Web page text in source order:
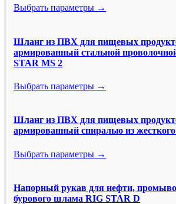
Выбрать параметры →
Шланг из ПВХ для пищевых
армированный стальной
STAR MS 2
Выбрать параметры →
Шланг из ПВХ для пищевых
армированный спиралью из
Выбрать параметры →
Напорный рукав для нефти,
бурового шлама RIG STAR D